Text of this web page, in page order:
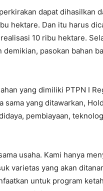
dapat dihasilkan
hektare. Dan itu harus
10 ribu hektare.
pasokan bahan
yang dimiliki PTPN I
sama yang ditawarkan,
pembiayaan,
usaha. Kami hanya
varietas yang akan
untuk program